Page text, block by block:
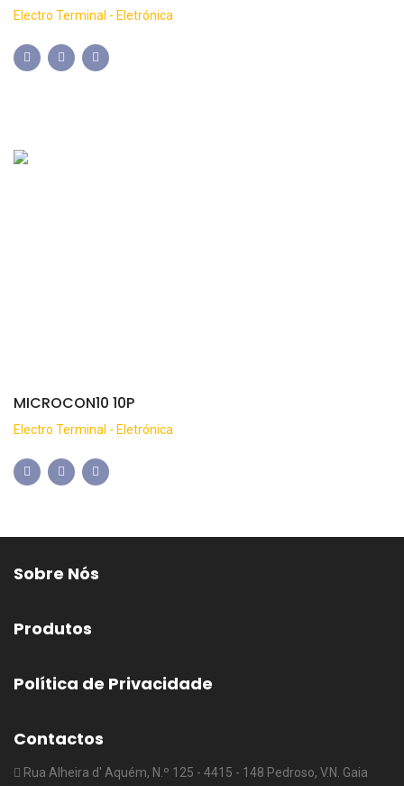
Electro Terminal - Eletrónica
MICROCON10 10P
Electro Terminal - Eletrónica
Sobre Nós
Produtos
Política de Privacidade
Contactos
Rua Alheira d' Aquém, N.º 125 - 4415 - 148 Pedroso, V.N. Gaia